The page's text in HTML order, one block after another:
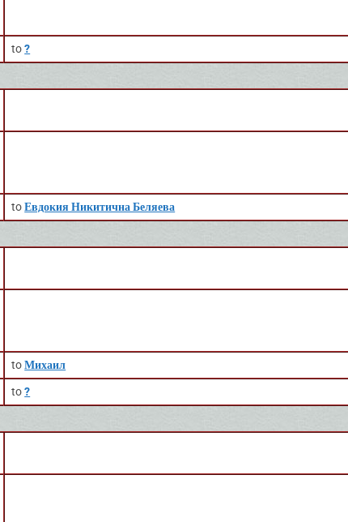
to?
toЕвдокия Никитична Беляева
toМихаил
to?